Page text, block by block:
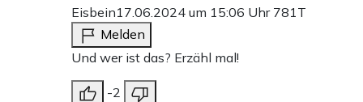
Eisbein17.06.2024 um 15:06 Uhr 781T
Melden
Und wer ist das? Erzähl mal!
-2